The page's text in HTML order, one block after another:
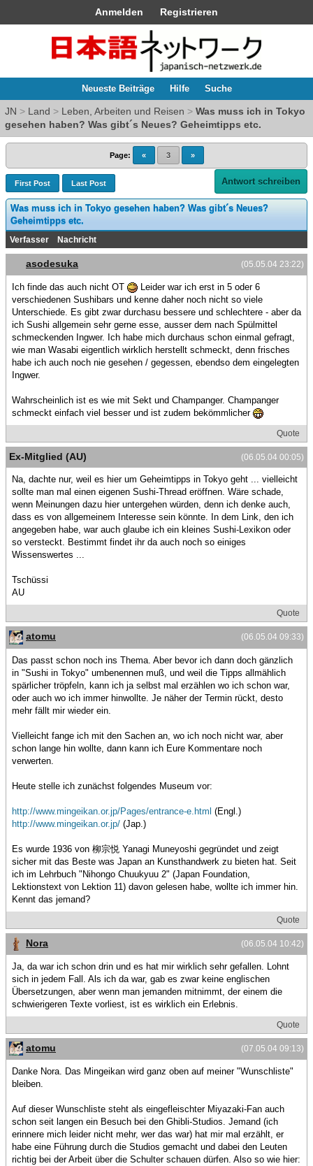
Anmelden Registrieren
Neueste Beiträge Hilfe Suche
JN > Land > Leben, Arbeiten und Reisen > Was muss ich in Tokyo
gesehen haben? Was gibt´s Neues? Geheimtipps etc.
Page: « 3 »
First Post Last Post Antwort schreiben
Was muss ich in Tokyo gesehen haben? Was gibt´s Neues?
Geheimtipps etc.
Verfasser Nachricht
(05.05.04 23:22)
asodesuka
Ich finde das auch nicht OT
Leider war ich erst in 5 oder 6
verschiedenen Sushibars und kenne daher noch nicht so viele
Unterschiede. Es gibt zwar durchasu bessere und schlechtere - aber da
ich Sushi allgemein sehr gerne esse, ausser dem nach Spülmittel
schmeckenden Ingwer. Ich habe mich durchaus schon einmal gefragt,
wie man Wasabi eigentlich wirklich herstellt schmeckt, denn frisches
habe ich auch noch nie gesehen / gegessen, ebendso dem eingelegten
Ingwer.
Wahrscheinlich ist es wie mit Sekt und Champanger. Champanger
schmeckt einfach viel besser und ist zudem bekömmlicher
Quote
(06.05.04 00:05)
Ex-Mitglied (AU)
Na, dachte nur, weil es hier um Geheimtipps in Tokyo geht ... vielleicht
sollte man mal einen eigenen Sushi-Thread eröffnen. Wäre schade,
wenn Meinungen dazu hier untergehen würden, denn ich denke auch,
dass es von allgemeinem Interesse sein könnte. In dem Link, den ich
angegeben habe, war auch glaube ich ein kleines Sushi-Lexikon oder
so versteckt. Bestimmt findet ihr da auch noch so einiges
Wissenswertes ...
Tschüssi
AU
Quote
(06.05.04 09:33)
atomu
Das passt schon noch ins Thema. Aber bevor ich dann doch gänzlich
in "Sushi in Tokyo" umbenennen muß, und weil die Tipps allmählich
spärlicher tröpfeln, kann ich ja selbst mal erzählen wo ich schon war,
oder auch wo ich immer hinwollte. Je näher der Termin rückt, desto
mehr fällt mir wieder ein.
Vielleicht fange ich mit den Sachen an, wo ich noch nicht war, aber
schon lange hin wollte, dann kann ich Eure Kommentare noch
verwerten.
Heute stelle ich zunächst folgendes Museum vor:
http://www.mingeikan.or.jp/Pages/entrance-e.html (Engl.)
http://www.mingeikan.or.jp/ (Jap.)
Es wurde 1936 von 柳宗悦 Yanagi Muneyoshi gegründet und zeigt
sicher mit das Beste was Japan an Kunsthandwerk zu bieten hat. Seit
ich im Lehrbuch "Nihongo Chuukyuu 2" (Japan Foundation,
Lektionstext von Lektion 11) davon gelesen habe, wollte ich immer hin.
Kennt das jemand?
Quote
(06.05.04 10:42)
Nora
Ja, da war ich schon drin und es hat mir wirklich sehr gefallen. Lohnt
sich in jedem Fall. Als ich da war, gab es zwar keine englischen
Übersetzungen, aber wenn man jemanden mitnimmt, der einem die
schwierigeren Texte vorliest, ist es wirklich ein Erlebnis.
Quote
(07.05.04 09:13)
atomu
Danke Nora. Das Mingeikan wird ganz oben auf meiner "Wunschliste"
bleiben.
Auf dieser Wunschliste steht als eingefleischter Miyazaki-Fan auch
schon seit langen ein Besuch bei den Ghibli-Studios. Jemand (ich
erinnere mich leider nicht mehr, wer das war) hat mir mal erzählt, er
habe eine Führung durch die Studios gemacht und dabei den Leuten
richtig bei der Arbeit über die Schulter schauen dürfen. Also so wie hier: